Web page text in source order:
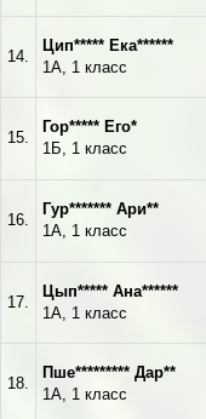
14.
Цип***** Ека******
1А, 1 класс
15.
Гор***** Его*
1Б, 1 класс
16.
Гур******* Ари**
1А, 1 класс
17.
Цып***** Ана******
1А, 1 класс
18.
Пше********* Дар**
1А, 1 класс